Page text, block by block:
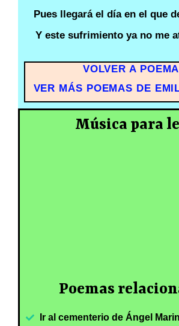
Pues llegará el día en el que
Y este sufrimiento ya no me
VOLVER A
VER MÁS POEMAS DE
Música para
Poemas
Ir al cementerio de Ángel